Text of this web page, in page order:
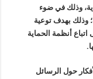
وذلك في ضوء
وذلك بهدف توعية
أنظمة الحماية
حول الرسائل